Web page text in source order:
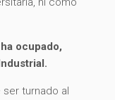
ocupado,
turnado al